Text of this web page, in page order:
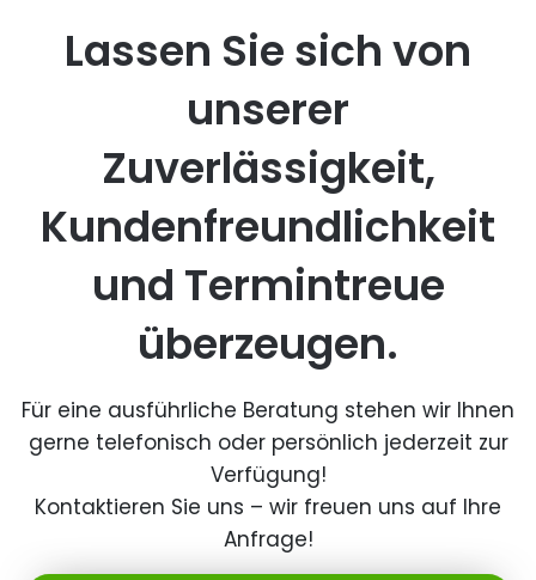
Lassen Sie sich von
unserer
Zuverlässigkeit,
Kundenfreundlichkeit
und Termintreue
überzeugen.
Für eine ausführliche Beratung stehen wir Ihnen
gerne telefonisch oder persönlich jederzeit zur
Verfügung!
Kontaktieren Sie uns – wir freuen uns auf Ihre
Anfrage!